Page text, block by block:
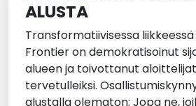
ALUSTA
Transformatiivisessa
Frontier on demokratisoinut
alueen ja toivottanut
tervetulleiksi.
alustalla olematon; Jopa ne,